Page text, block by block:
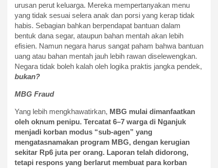
urusan perut keluarga. Mereka mempertanyakan menu
yang tidak sesuai selera anak dan porsi yang kerap tidak
habis. Sebagian bahkan berpendapat bantuan dalam
bentuk dana segar, ataupun bahan mentah akan lebih
efisien. Namun negara harus sangat paham bahwa bantuan
uang atau bahan mentah jauh lebih rawan diselewengkan.
Negara tidak boleh kalah oleh logika praktis jangka pendek,
bukan?
MBG Fraud
Yang lebih mengkhawatirkan, MBG mulai dimanfaatkan
oleh oknum penipu. Tercatat 6–7 warga di Nganjuk
menjadi korban modus “sub-agen” yang
mengatasnamakan program MBG, dengan kerugian
sekitar Rp6 juta per orang. Laporan telah didorong,
tetapi respons yang berlarut membuat para korban